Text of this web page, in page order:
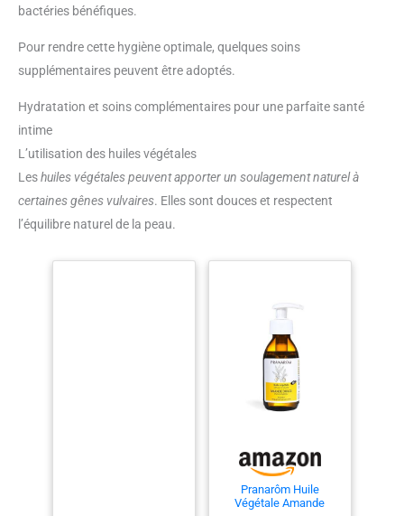
bactéries bénéfiques.
Pour rendre cette hygiène optimale, quelques soins
supplémentaires peuvent être adoptés.
Hydratation et soins complémentaires pour une parfaite santé
intime
L’utilisation des huiles végétales
Leshuiles végétales peuvent apporter un soulagement naturel à
certaines gênes vulvaires. Elles sont douces et respectent
l’équilibre naturel de la peau.
Pranarôm Huile
Végétale Amande